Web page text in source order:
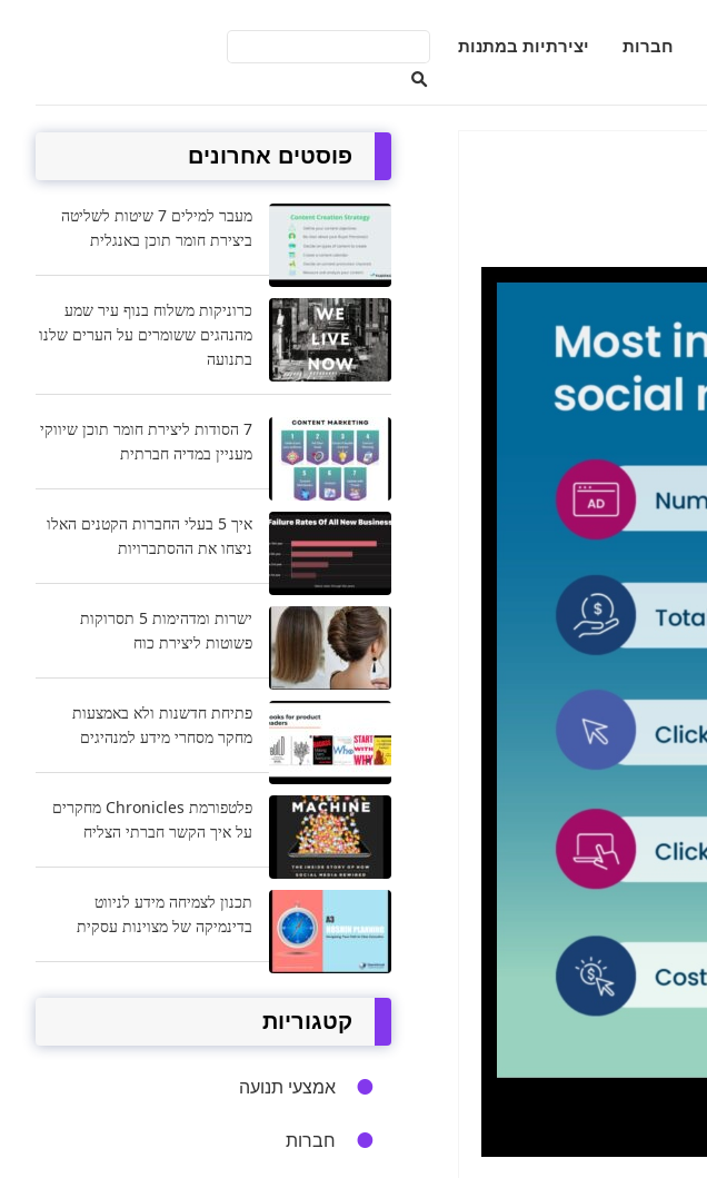
חברות יצירתיות במתנות
פוסטים אחרונים
מעבר למילים 7 שיטות לשליטה
ביצירת חומר תוכן באנגלית
כרוניקות משלוח בנוף עיר שמע
מהנהגים ששומרים על הערים שלנו
בתנועה
7 הסודות ליצירת חומר תוכן שיווקי
מעניין במדיה חברתית
איך 5 בעלי החברות הקטנים האלו
ניצחו את ההסתברויות
ישרות ומדהימות 5 תסרוקות
פשוטות ליצירת כוח
פתיחת חדשנות ולא באמצעות
מחקר מסחרי מידע למנהיגים
פלטפורמת Chronicles מחקרים
על איך הקשר חברתי הצליח
תכנון לצמיחה מידע לניווט
בדינמיקה של מצוינות עסקית
קטגוריות
אמצעי תנועה
חברות